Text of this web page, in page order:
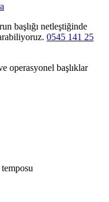
başlığı netleştiğinde
0545 141 25
operasyonel başlıklar